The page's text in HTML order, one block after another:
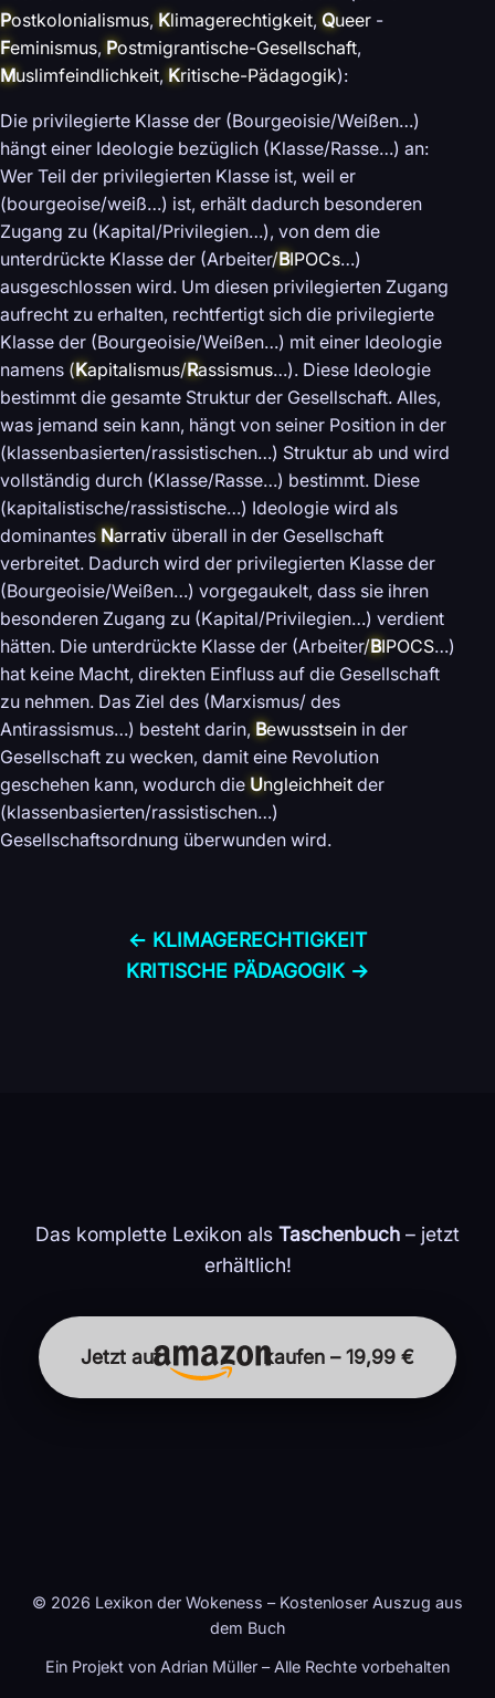
Postkolonialismus, Klimagerechtigkeit, Queer -
Feminismus, Postmigrantische-Gesellschaft,
Muslimfeindlichkeit, Kritische-Pädagogik):
Die privilegierte Klasse der (Bourgeoisie/Weißen…)
hängt einer Ideologie bezüglich (Klasse/Rasse…) an:
Wer Teil der privilegierten Klasse ist, weil er
(bourgeoise/weiß…) ist, erhält dadurch besonderen
Zugang zu (Kapital/Privilegien…), von dem die
unterdrückte Klasse der (Arbeiter/BIPOCs…)
ausgeschlossen wird. Um diesen privilegierten Zugang
aufrecht zu erhalten, rechtfertigt sich die privilegierte
Klasse der (Bourgeoisie/Weißen…) mit einer Ideologie
namens (Kapitalismus/Rassismus…). Diese Ideologie
bestimmt die gesamte Struktur der Gesellschaft. Alles,
was jemand sein kann, hängt von seiner Position in der
(klassenbasierten/rassistischen…) Struktur ab und wird
vollständig durch (Klasse/Rasse…) bestimmt. Diese
(kapitalistische/rassistische…) Ideologie wird als
dominantes Narrativ überall in der Gesellschaft
verbreitet. Dadurch wird der privilegierten Klasse der
(Bourgeoisie/Weißen…) vorgegaukelt, dass sie ihren
besonderen Zugang zu (Kapital/Privilegien…) verdient
hätten. Die unterdrückte Klasse der (Arbeiter/BIPOCS…)
hat keine Macht, direkten Einfluss auf die Gesellschaft
zu nehmen. Das Ziel des (Marxismus/ des
Antirassismus…) besteht darin, Bewusstsein in der
Gesellschaft zu wecken, damit eine Revolution
geschehen kann, wodurch die Ungleichheit der
(klassenbasierten/rassistischen…)
Gesellschaftsordnung überwunden wird.
← KLIMA­GERECHTIGKEIT
KRITISCHE PÄDAGOGIK →
Das komplette Lexikon als Taschenbuch – jetzt
erhältlich!
Jetzt auf kaufen – 19,99 €
© 2026 Lexikon der Wokeness – Kostenloser Auszug aus
dem Buch
Ein Projekt von Adrian Müller – Alle Rechte vorbehalten